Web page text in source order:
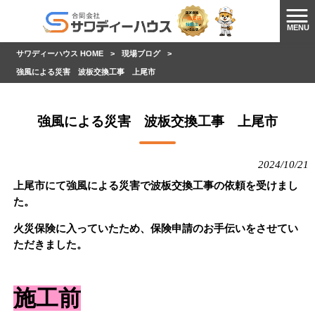
MENU
サワディーハウス HOME > 現場ブログ >
強風による災害 波板交換工事 上尾市
強風による災害 波板交換工事 上尾市
2024/10/21
上尾市にて強風による災害で波板交換工事の依頼を受けまし
た。
火災保険に入っていたため、保険申請のお手伝いをさせてい
ただきました。
施工前